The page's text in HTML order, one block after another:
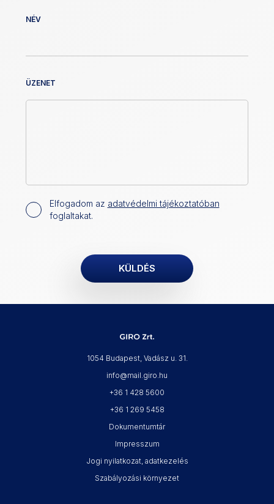
NÉV
ÜZENET
Elfogadom az adatvédelmi tájékoztatóban
foglaltakat.
1054 Budapest, Vadász u. 31.
info@mail.giro.hu
+36 1 428 5600
+36 1 269 5458
Dokumentumtár
Impresszum
Jogi nyilatkozat, adatkezelés
Szabályozási környezet